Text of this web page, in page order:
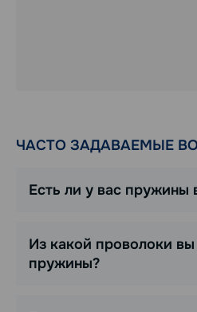
ЧАСТО ЗАДАВАЕМЫЕ
Есть ли у вас пружины
Из какой проволоки
пружины?